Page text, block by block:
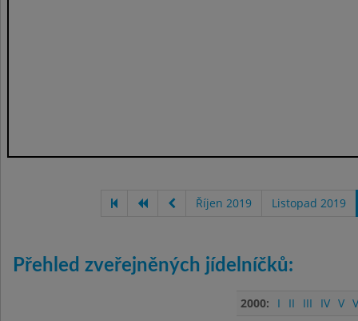
Říjen 2019 Listopad 2019
Přehled zveřejněných jídelníčků:
2000: I II III IV V